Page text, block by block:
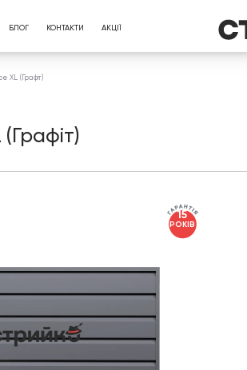
БЛОГ КОНТАКТИ АКЦІЇ
XL (Графіт)
15
РОКІВ